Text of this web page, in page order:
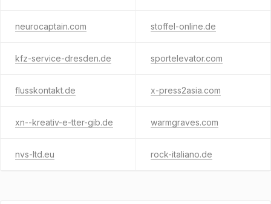
neurocaptain.com stoffel-online.de
kfz-service-dresden.de sportelevator.com
flusskontakt.de x-press2asia.com
xn--kreativ-e-tter-gib.de warmgraves.com
nvs-ltd.eu rock-italiano.de